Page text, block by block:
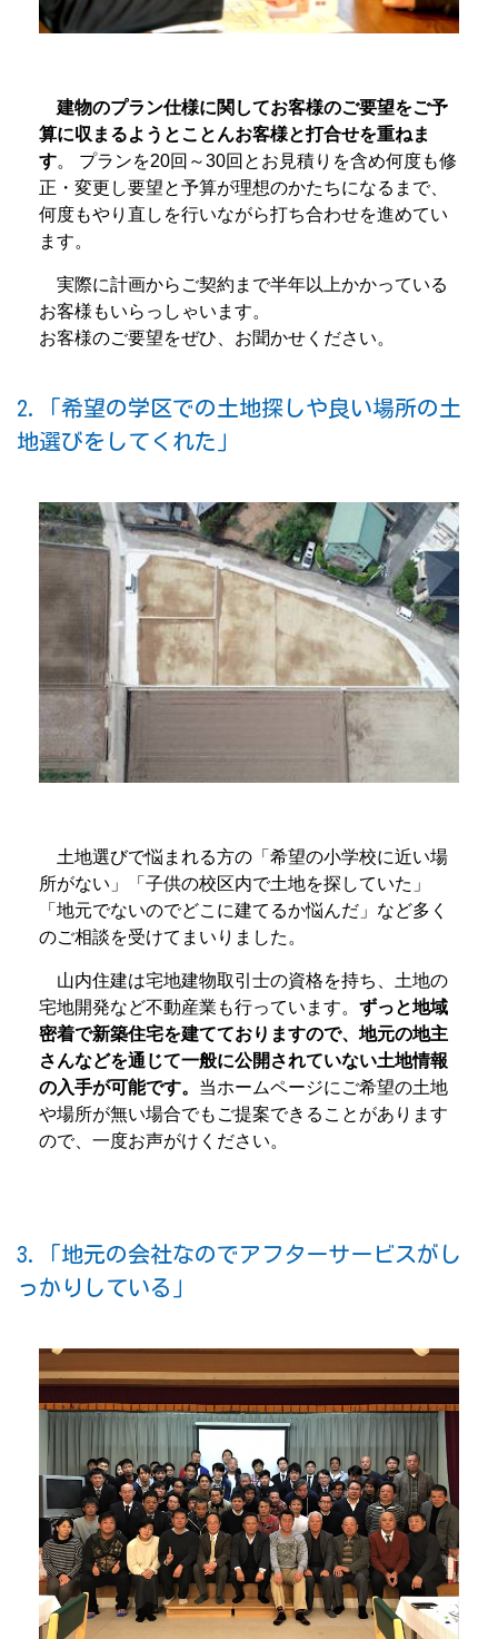
建物のプラン仕様に関してお客様のご要望をご予
算に収まるようとことんお客様と打合せを重ねま
す。 プランを20回～30回とお見積りを含め何度も修
正・変更し要望と予算が理想のかたちになるまで、
何度もやり直しを行いながら打ち合わせを進めてい
ます。
実際に計画からご契約まで半年以上かかっている
お客様もいらっしゃいます。
お客様のご要望をぜひ、お聞かせください。
2.「希望の学区での土地探しや良い場所の土
地選びをしてくれた」
土地選びで悩まれる方の「希望の小学校に近い場
所がない」「子供の校区内で土地を探していた」
「地元でないのでどこに建てるか悩んだ」など多く
のご相談を受けてまいりました。
山内住建は宅地建物取引士の資格を持ち、土地の
宅地開発など不動産業も行っています。 ずっと地域
密着で新築住宅を建てておりますので、地元の地主
さんなどを通じて一般に公開されていない土地情報
の入手が可能です。 当ホームページにご希望の土地
や場所が無い場合でもご提案できることがあります
ので、一度お声がけください。
3.「地元の会社なのでアフターサービスがし
っかりしている」